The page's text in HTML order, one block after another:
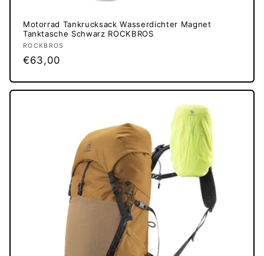
Motorrad Tankrucksack Wasserdichter Magnet
Tanktasche Schwarz ROCKBROS
Anbieter:
ROCKBROS
Normaler
€63,00